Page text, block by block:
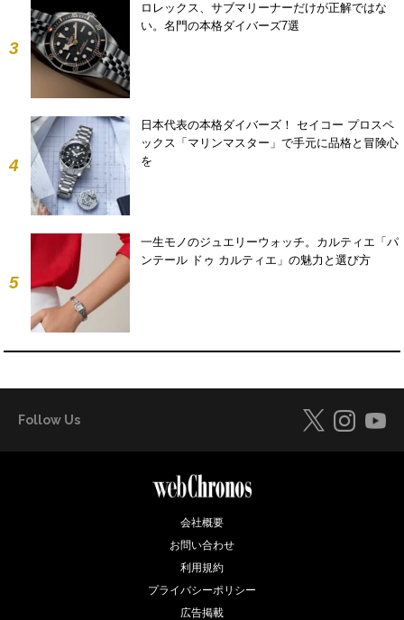
3
ロレックス、サブマリーナーだけが正解ではな
い。名門の本格ダイバーズ7選
4
日本代表の本格ダイバーズ！ セイコー プロスペ
ックス「マリンマスター」で手元に品格と冒険心
を
5
一生モノのジュエリーウォッチ。カルティエ「パ
ンテール ドゥ カルティエ」の魅力と選び方
Follow Us
会社概要
お問い合わせ
利用規約
プライバシーポリシー
広告掲載